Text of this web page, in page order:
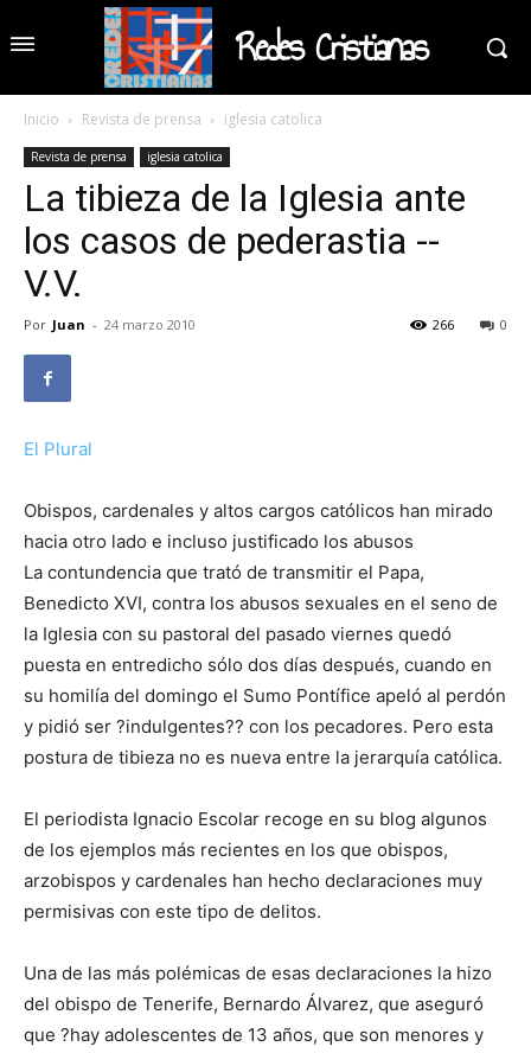
Redes Cristianas
Inicio Revista de prensa iglesia catolica
Revista de prensa iglesia catolica
La tibieza de la Iglesia ante
los casos de pederastia --
V.V.
Por Juan - 24 marzo 2010 0
266
El Plural
Obispos, cardenales y altos cargos católicos han mirado
hacia otro lado e incluso justificado los abusos
La contundencia que trató de transmitir el Papa,
Benedicto XVI, contra los abusos sexuales en el seno de
la Iglesia con su pastoral del pasado viernes quedó
puesta en entredicho sólo dos días después, cuando en
su homilía del domingo el Sumo Pontífice apeló al perdón
y pidió ser ?indulgentes?? con los pecadores. Pero esta
postura de tibieza no es nueva entre la jerarquía católica.
El periodista Ignacio Escolar recoge en su blog algunos
de los ejemplos más recientes en los que obispos,
arzobispos y cardenales han hecho declaraciones muy
permisivas con este tipo de delitos.
Una de las más polémicas de esas declaraciones la hizo
del obispo de Tenerife, Bernardo Álvarez, que aseguró
que ?hay adolescentes de 13 años, que son menores y